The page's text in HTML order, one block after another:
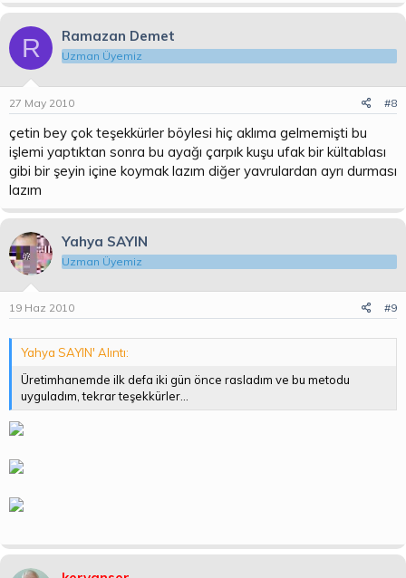
R Ramazan Demet
Uzman Üyemiz
27 May 2010 #8
çetin bey çok teşekkürler böylesi hiç aklıma gelmemişti bu
işlemi yaptıktan sonra bu ayağı çarpık kuşu ufak bir kültablası
gibi bir şeyin içine koymak lazım diğer yavrulardan ayrı durması
lazım
Yahya SAYIN
Uzman Üyemiz
19 Haz 2010 #9
Yahya SAYIN' Alıntı:
Üretimhanemde ilk defa iki gün önce rasladım ve bu metodu
uyguladım, tekrar teşekkürler...